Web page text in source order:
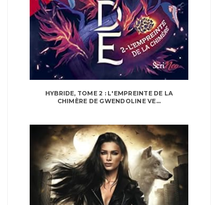
HYBRIDE, TOME 2 : L'EMPREINTE DE LA
CHIMÈRE DE GWENDOLINE VE...